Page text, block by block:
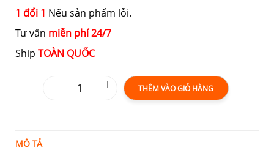
1 đổi 1 Nếu sản phẩm lỗi.
Tư vấn miễn phí 24/7
Ship TOÀN QUỐC
THÊM VÀO GIỎ HÀNG
MÔ TẢ